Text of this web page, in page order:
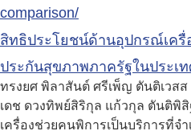
comparison/
สิทธิประโยชน์ด้านอุปกรณ์เครื่
ประกันสุขภาพภาครัฐในประเท
ทรงยศ พิลาสันต์ ศรีเพ็ญ ตันติเวส
เดช ดวงทิพย์สิริกุล แก้วกุล ตันติพิ
เครื่องช่วยคนพิการเป็นบริการที่จ